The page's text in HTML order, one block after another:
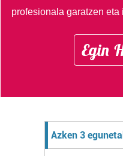
profesionala garatzen
Egin
Azken 3